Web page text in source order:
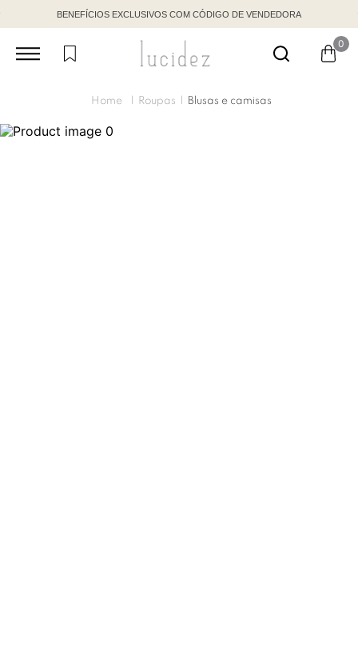
BENEFÍCIOS EXCLUSIVOS COM CÓDIGO DE VENDEDORA
0
Roupas Blusas e camisas